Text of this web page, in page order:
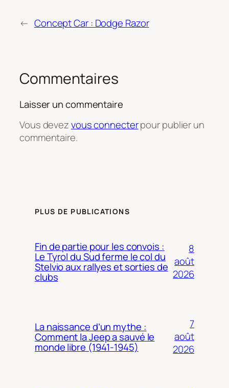
← Concept Car : Dodge Razor
Commentaires
Laisser un commentaire
Vous devezvous connecterpour publier un
commentaire.
PLUS DE PUBLICATIONS
Fin de partie pour les convois :
Le Tyrol du Sud ferme le col du
Stelvio aux rallyes et sorties de
clubs
8
août
2026
La naissance d’un mythe :
Comment la Jeep a sauvé le
monde libre (1941-1945)
7
août
2026